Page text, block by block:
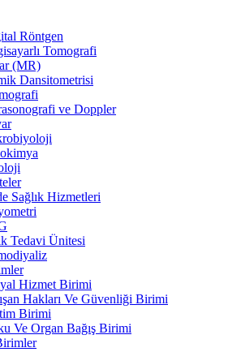
Röntgen
Tomografi
(MR)
Dansitometrisi
ve Doppler
Sağlık Hizmetleri
Tedavi Ünitesi
Hizmet Birimi
Hakları Ve Güvenliği Birimi
Birimi
Ve Organ Bağış Birimi